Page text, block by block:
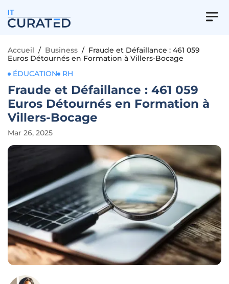
IT
Accueil / Business / Fraude et Défaillance : 461 059
Euros Détournés en Formation à Villers-Bocage
ÉDUCATION
RH
Fraude et Défaillance : 461 059
Euros Détournés en Formation à
Villers-Bocage
Mar 26, 2025